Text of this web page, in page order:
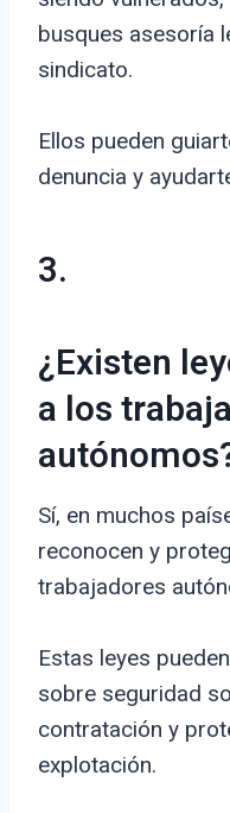
busques asesoría
sindicato.
Ellos pueden
denuncia y
3.
¿Existen
a los
Sí, en muchos
reconocen y
trabajadores
Estas leyes
sobre seguridad
contratación y
explotación.